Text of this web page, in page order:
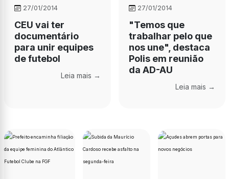
27/01/2014
CEU vai ter
documentário
para unir equipes
de futebol
Leia mais →
27/01/2014
"Temos que
trabalhar pelo que
nos une", destaca
Polis em reunião
da AD-AU
Leia mais →